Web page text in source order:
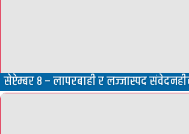
सेप्टेम्बर ८ – लापरबाही र लज्जास्पद